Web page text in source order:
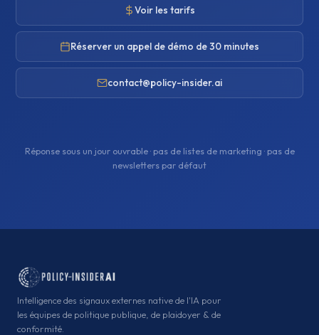
Voir les tarifs
Réserver un appel de démo de 30 minutes
contact@policy-insider.ai
Réponse sous un jour ouvrable · pas de listes de marketing · pas de
newsletters par défaut
Intelligence des signaux externes native de l'IA pour
les équipes de politique publique, de plaidoyer & de
conformité.